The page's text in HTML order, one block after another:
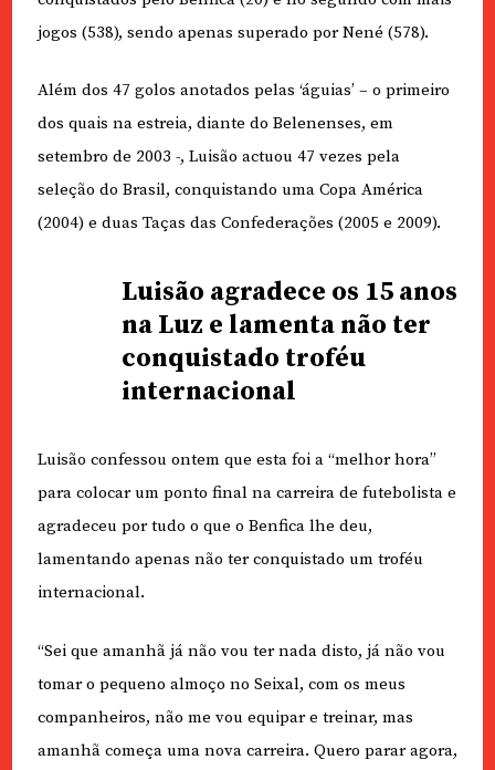
jogos (538), sendo apenas superado por Nené (578).
Além dos 47 golos anotados pelas ‘águias’ – o primeiro
dos quais na estreia, diante do Belenenses, em
setembro de 2003 -, Luisão actuou 47 vezes pela
seleção do Brasil, conquistando uma Copa América
(2004) e duas Taças das Confederações (2005 e 2009).
Luisão agradece os 15 anos
na Luz e lamenta não ter
conquistado troféu
internacional
Luisão confessou ontem que esta foi a “melhor hora”
para colocar um ponto final na carreira de futebolista e
agradeceu por tudo o que o Benfica lhe deu,
lamentando apenas não ter conquistado um troféu
internacional.
“Sei que amanhã já não vou ter nada disto, já não vou
tomar o pequeno almoço no Seixal, com os meus
companheiros, não me vou equipar e treinar, mas
amanhã começa uma nova carreira. Quero parar agora,